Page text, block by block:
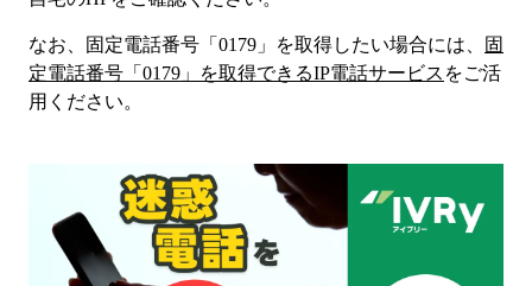
なお、固定電話番号「 0179 」を取得したい場合には、
固
定電話番号「 0179 」を取得できるIP電話サービス をご活
用ください。